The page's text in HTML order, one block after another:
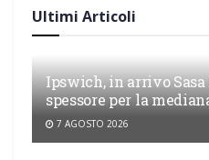
Ultimi Articoli
Ipswich, in arrivo
spessore per la
7 AGOSTO 2026